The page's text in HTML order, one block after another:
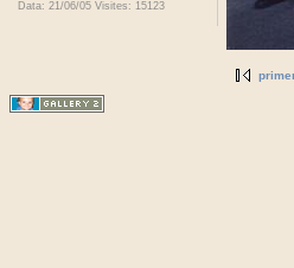
Data: 21/06/05 Visites: 15123